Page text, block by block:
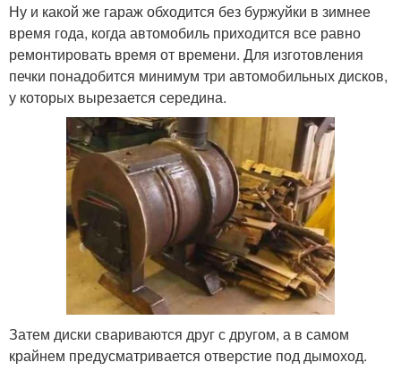
Ну и какой же гараж обходится без буржуйки в зимнее
время года, когда автомобиль приходится все равно
ремонтировать время от времени. Для изготовления
печки понадобится минимум три автомобильных дисков,
у которых вырезается середина.
Затем диски свариваются друг с другом, а в самом
крайнем предусматривается отверстие под дымоход.